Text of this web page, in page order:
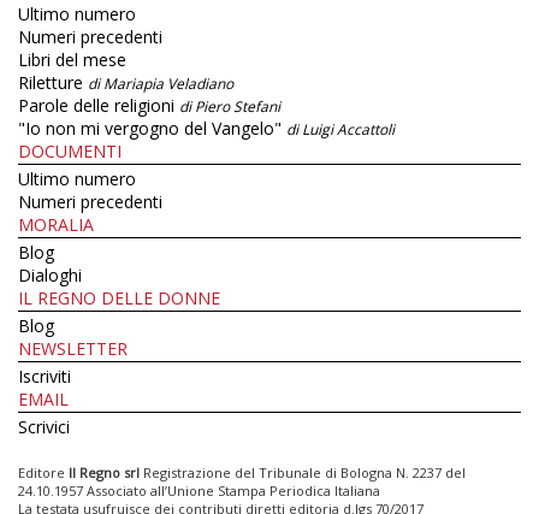
Ultimo numero
Numeri precedenti
Libri del mese
Riletture di Mariapia Veladiano
Parole delle religioni di Piero Stefani
"Io non mi vergogno del Vangelo" di Luigi Accattoli
DOCUMENTI
Ultimo numero
Numeri precedenti
MORALIA
Blog
Dialoghi
IL REGNO DELLE DONNE
Blog
NEWSLETTER
Iscriviti
EMAIL
Scrivici
Editore Il Regno srl Registrazione del Tribunale di Bologna N. 2237 del
24.10.1957 Associato all’Unione Stampa Periodica Italiana
La testata usufruisce dei contributi diretti editoria d.lgs 70/2017